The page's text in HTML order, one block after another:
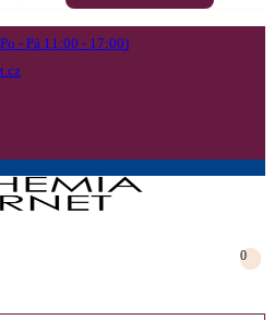
- Pá 11:00 - 17:00)
0